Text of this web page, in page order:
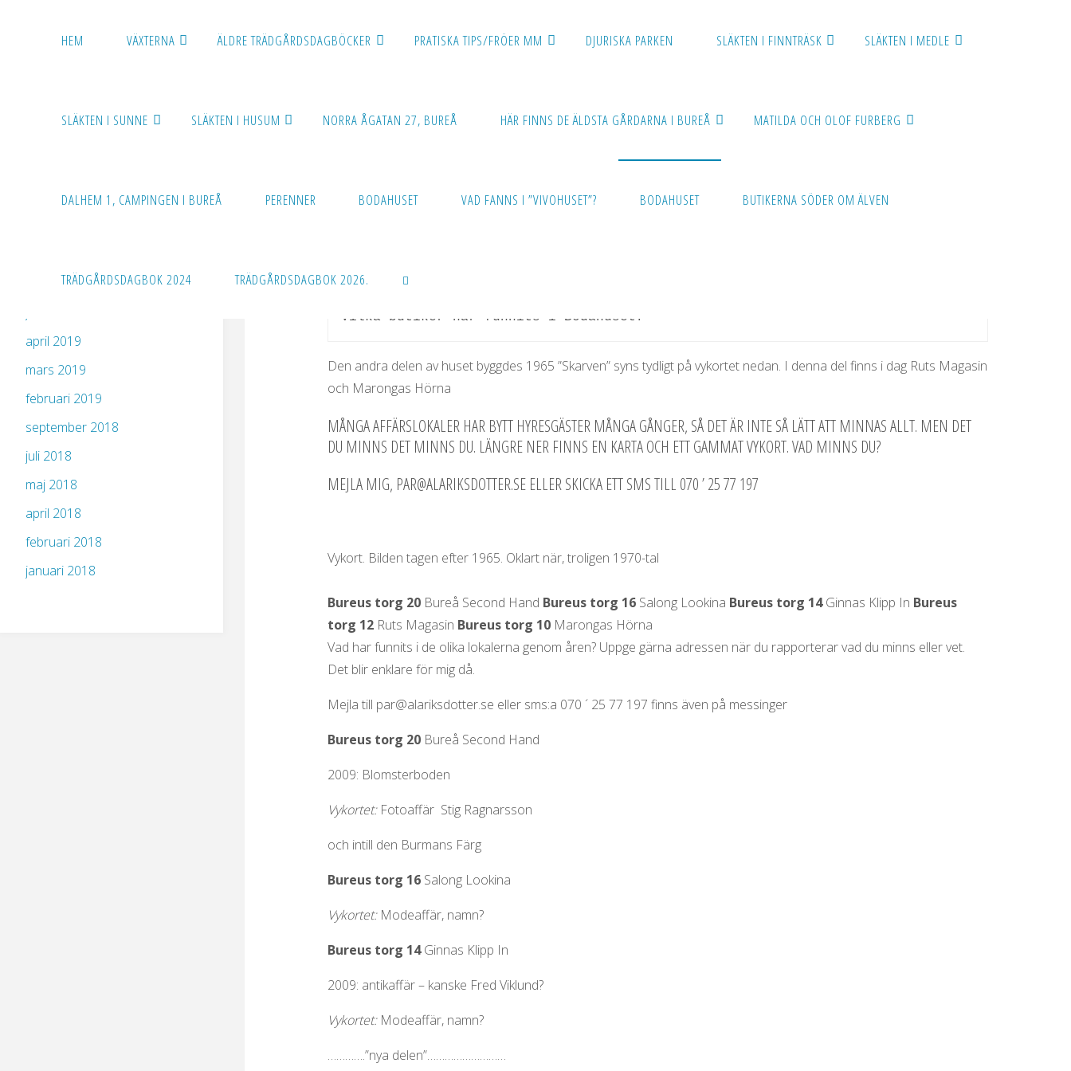
TRÄDGÅRD
HEM VÄXTERNA ÄLDRE TRÄDGÅRDSDAGBÖCKER PRATISKA TIPS/FRÖER MM DJURISKA PARKEN SLÄKTEN I FINNTRÄSK SLÄKTEN I MEDLE
SLÄKTEN I SUNNE SLÄKTEN I HUSUM NORRA ÅGATAN 27, BUREÅ HÄR FINNS DE ÄLDSTA GÅRDARNA I BUREÅ MATILDA OCH OLOF FURBERG
DALHEM 1, CAMPINGEN I BUREÅ PERENNER BODAHUSET VAD FANNS I ”VIVOHUSET”? BODAHUSET BUTIKERNA SÖDER OM ÄLVEN
TRÄDGÅRDSDAGBOK 2024 TRÄDGÅRDSDAGBOK 2026.
SÖK
HemBodahuset
Bodahuset
Vilka butiker har funnits i Bodahuset?
Den andra delen av huset byggdes 1965 ”Skarven” syns tydligt på vykortet nedan. I denna del finns i dag Ruts Magasin
och Marongas Hörna
MÅNGA AFFÄRSLOKALER HAR BYTT HYRESGÄSTER MÅNGA GÅNGER, SÅ DET ÄR INTE SÅ LÄTT ATT MINNAS ALLT. MEN DET
DU MINNS DET MINNS DU. LÄNGRE NER FINNS EN KARTA OCH ETT GAMMAT VYKORT. VAD MINNS DU?
MEJLA MIG, PAR@ALARIKSDOTTER.SE ELLER SKICKA ETT SMS TILL 070 ’ 25 77 197
Vykort. Bilden tagen efter 1965. Oklart när, troligen 1970-tal
Bureus torg 20Bureå Second Hand Bureus torg 16 Salong Lookina Bureus torg 14Ginnas Klipp In Bureus
torg 12 Ruts Magasin Bureus torg 10 Marongas Hörna
Vad har funnits i de olika lokalerna genom åren? Uppge gärna adressen när du rapporterar vad du minns eller vet.
Det blir enklare för mig då.
Mejla till par@alariksdotter.se eller sms:a 070 ´ 25 77 197 finns även på messinger
Bureus torg 20Bureå Second Hand
2009: Blomsterboden
Vykortet: Fotoaffär Stig Ragnarsson
och intill den Burmans Färg
Bureus torg 16 Salong Lookina
Vykortet: Modeaffär, namn?
Bureus torg 14Ginnas Klipp In
2009: antikaffär – kanske Fred Viklund?
Vykortet: Modeaffär, namn?
………….”nya delen”………………………
ARKIV
april 2019
mars 2019
februari 2019
september 2018
juli 2018
maj 2018
april 2018
februari 2018
januari 2018